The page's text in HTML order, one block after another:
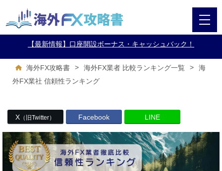
【最新情報】口座開設ボーナス・キャッシュバック！
海外FX攻略書 > 海外FX業者 比較ランキング一覧 >
海
外FX業社 信頼性ランキング
X （旧Twitter） Facebook LINE